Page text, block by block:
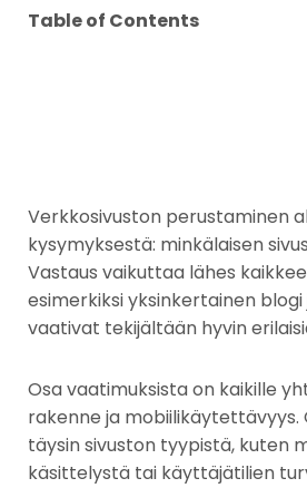
Table of Contents
Verkkosivuston perustaminen
kysymyksestä: minkälaisen
Vastaus vaikuttaa lähes
esimerkiksi yksinkertainen
vaativat tekijältään hyvin
Osa vaatimuksista on kaikille
rakenne ja mobiilikäytettävyys.
täysin sivuston tyypistä, kuten
käsittelystä tai käyttäjätilien